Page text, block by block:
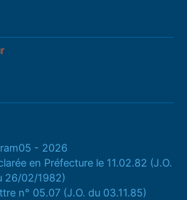
- 2026
en Préfecture le 11.02.82 (J.O.
26/02/1982)
n° 05.07 (J.O. du 03.11.85)